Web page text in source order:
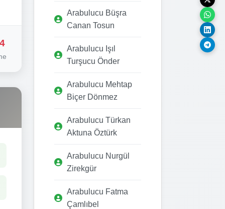
Arabulucu Büşra
Canan Tosun
Arabulucu Işıl
Turşucu Önder
Arabulucu Mehtap
Biçer Dönmez
Arabulucu Türkan
Aktuna Öztürk
Arabulucu Nurgül
Zirekgür
Arabulucu Fatma
Çamlıbel